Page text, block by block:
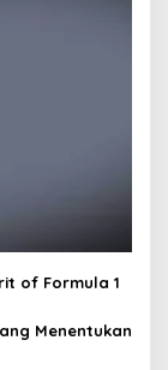
of Formula 1
Menentukan